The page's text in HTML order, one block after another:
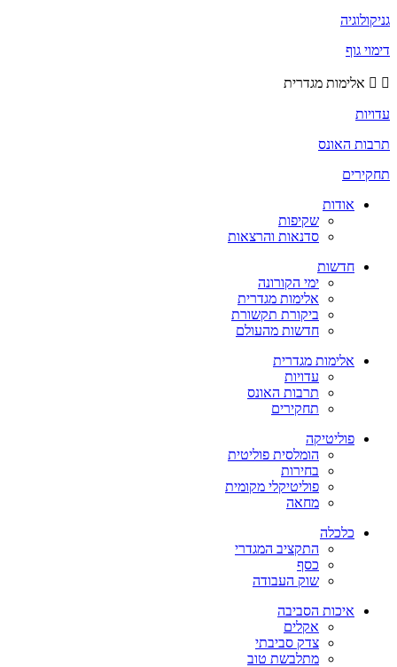
גניקולוגיה
דימוי גוף
אלימות מגדרית
עדויות
תרבות האונס
תחקירים
אודות
שקיפות
סדנאות והרצאות
חדשות
ימי הקורונה
אלימות מגדרית
ביקורת תקשורת
חדשות מהעולם
אלימות מגדרית
עדויות
תרבות האונס
תחקירים
פוליטיקה
הומלסית פוליטית
בחירות
פוליטיקלי מקומית
מחאה
כלכלה
התקציב המגדרי
כסף
שוק העבודה
איכות הסביבה
אקלים
צדק סביבתי
מתלבשת טוב